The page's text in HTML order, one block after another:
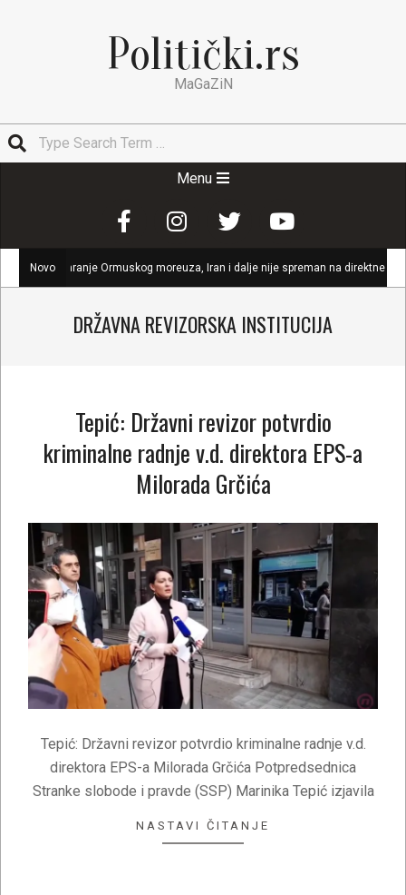
Politički.rs
MaGaZiN
Menu
Novo
Ormuskog moreuza, Iran i dalje nije spreman na direktne pregovore sa
DRŽAVNA REVIZORSKA INSTITUCIJA
Tepić: Državni revizor potvrdio
kriminalne radnje v.d. direktora EPS-a
Milorada Grčića
01-
22
Tepić: Državni revizor potvrdio kriminalne radnje v.d.
direktora EPS-a Milorada Grčića Potpredsednica
Stranke slobode i pravde (SSP) Marinika Tepić izjavila
NASTAVI ČITANJE